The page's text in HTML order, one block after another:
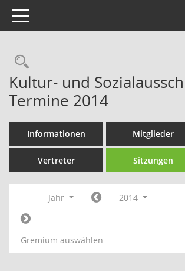
Toggle navigation
Rechercheauswahl
Kultur- und
Termine 2014
Informationen Mitglieder
Vertreter Sitzungen
Jahr 2014
Gremium auswählen